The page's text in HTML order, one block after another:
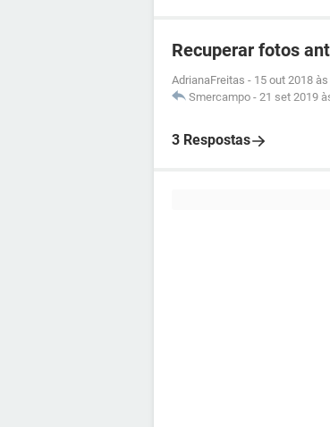
Recuperar fotos
AdrianaFreitas - 15 out 2018
Smercampo - 21 set 2019
3 Respostas